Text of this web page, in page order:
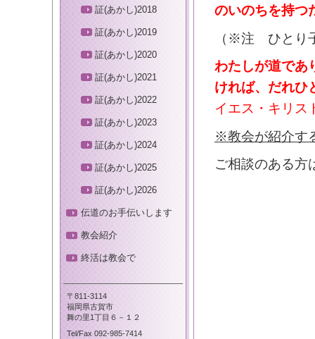
のいのちを持つ
（※注 ひとり
わたしが道であ
ければ、だれひ
イエス・キリ
※教会が紹介す
ご相談のある方
証(あかし)2018
証(あかし)2019
証(あかし)2020
証(あかし)2021
証(あかし)2022
証(あかし)2023
証(あかし)2024
証(あかし)2025
証(あかし)2026
伝道のお手伝いします
教会紹介
終活は教会で
〒811-3114
福岡県古賀市
舞の里1丁目６－１２
Tel/Fax 092-985-7414